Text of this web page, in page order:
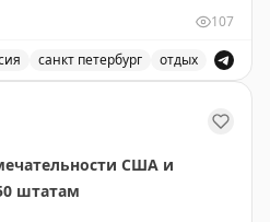
16:20
107
санкт петербург отдых
США и
штатам